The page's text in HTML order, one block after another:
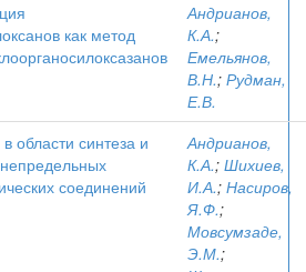
как метод
Андрианов,
К.А.;
Емельянов,
В.Н.; Рудман,
Е.В.
области синтеза и
соединений
Андрианов,
К.А.; Шихиев,
И.А.; Насиров,
Я.Ф.;
Мовсумзаде,
Э.М.;